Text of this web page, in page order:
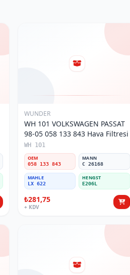
WUNDER
WH 101 VOLKSWAGEN PASSAT
98-05 058 133 843 Hava Filtresi
WH 101
OEM
058 133 843
MANN
C 26168
MAHLE
LX 622
HENGST
E206L
₺281,75
+ KDV